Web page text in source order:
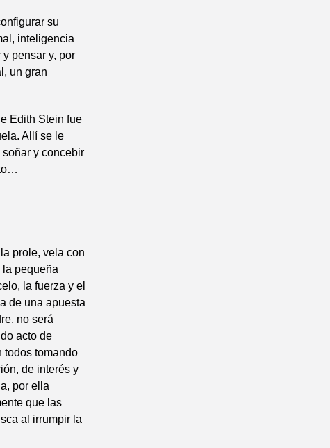
su
inteligencia
pensar y, por
un gran
Edith Stein fue
Allí se le
y concebir
prole, vela con
pequeña
la fuerza y el
de una apuesta
no será
acto de
todos tomando
de interés y
por ella
que las
al irrumpir la